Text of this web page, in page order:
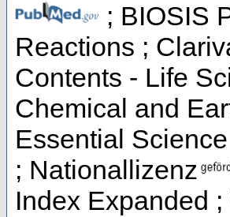
; BIOSIS
Reactions ;
Contents - Life
Chemical and
Essential
; Nationallizenz
Index Expanded